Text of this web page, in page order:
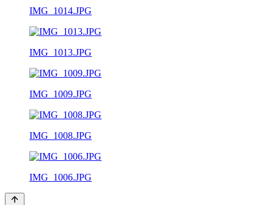
IMG_1014.JPG
IMG_1013.JPG
IMG_1009.JPG
IMG_1008.JPG
IMG_1006.JPG